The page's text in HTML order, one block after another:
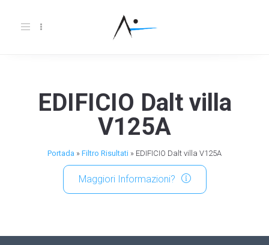
Toggle
EDIFICIO Dalt villa
V125A
Portada » Filtro Risultati » EDIFICIO Dalt villa V125A
Maggiori Informazioni?